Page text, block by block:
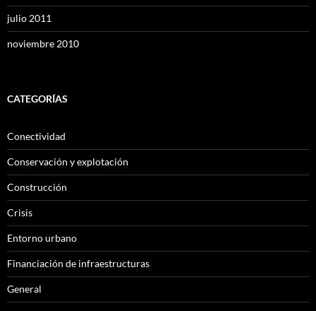
julio 2011
noviembre 2010
CATEGORÍAS
Conectividad
Conservación y explotación
Construcción
Crisis
Entorno urbano
Financiación de infraestructuras
General